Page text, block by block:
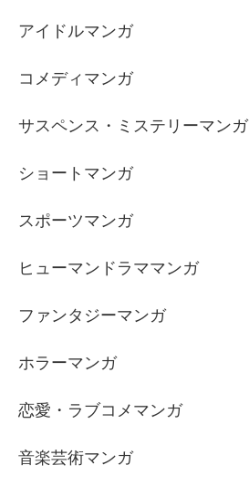
アイドルマンガ
コメディマンガ
サスペンス・ミステリーマンガ
ショートマンガ
スポーツマンガ
ヒューマンドラママンガ
ファンタジーマンガ
ホラーマンガ
恋愛・ラブコメマンガ
音楽芸術マンガ